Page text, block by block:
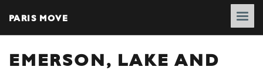
PARIS MOVE
EMERSON, LAKE AND